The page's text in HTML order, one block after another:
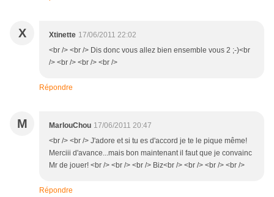
X Xtinette 17/06/2011 22:02
<br /> <br /> Dis donc vous allez bien ensemble vous 2 ;-)<br
/> <br /> <br /> <br />
Répondre
M MarlouChou 17/06/2011 20:47
<br /> <br /> J'adore et si tu es d'accord je te le pique même!
Merciii d'avance...mais bon maintenant il faut que je convainc
Mr de jouer! <br /> <br /> <br /> Biz<br /> <br /> <br /> <br />
Répondre